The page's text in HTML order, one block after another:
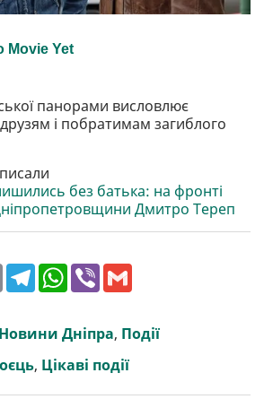
панорами висловлює
друзям і побратимам загиблого
без батька: на фронті
Дмитро Тереп
E
m
l
T
e
g
r
a
m
W
h
s
A
p
p
V
r l
Новини Дніпра, Події
, Цікаві події